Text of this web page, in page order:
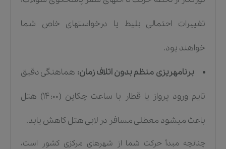
تغییرات احتمالی بلیط یا درخواستهای خاص شما
خواهند بود.
برنامهریزی منظم بدون اتلاف زمان: هماهنگی دقیق
تایم ورود پرواز یا قطار با ساعت چکاین (۱۴:۰۰) هتل
باعث میشود معطلی مسافر در لابی هتل کاهش یابد.
چنانچه مبدأ حرکت شما از شهرهای مرکزی کشور است،